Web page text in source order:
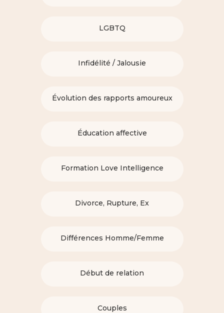
LGBTQ
Infidélité / Jalousie
Évolution des rapports amoureux
Éducation affective
Formation Love Intelligence
Divorce, Rupture, Ex
Différences Homme/Femme
Début de relation
Couples